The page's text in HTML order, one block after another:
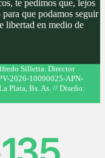
te pedimos que, lejos
que podamos seguir
libertad en medio de
Silletta. Director
2026-10090025-APN-
Plata, Bs. As. // Diseño: